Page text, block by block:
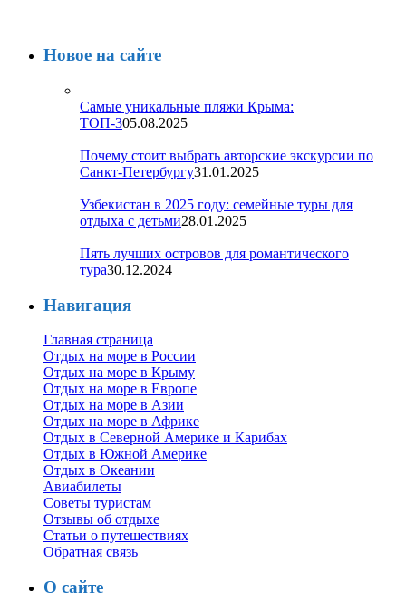
Новое на сайте
Самые уникальные пляжи Крыма:
ТОП-305.08.2025
Почему стоит выбрать авторские экскурсии по
Санкт-Петербургу31.01.2025
Узбекистан в 2025 году: семейные туры для
отдыха с детьми28.01.2025
Пять лучших островов для романтического
тура30.12.2024
Навигация
Главная страница
Отдых на море в России
Отдых на море в Крыму
Отдых на море в Европе
Отдых на море в Азии
Отдых на море в Африке
Отдых в Северной Америке и Карибах
Отдых в Южной Америке
Отдых в Океании
Авиабилеты
Советы туристам
Отзывы об отдыхе
Статьи о путешествиях
Обратная связь
О сайте